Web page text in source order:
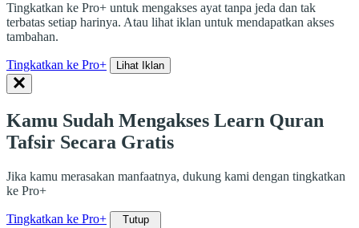
Tingkatkan ke Pro+ untuk mengakses ayat tanpa jeda dan tak
terbatas setiap harinya. Atau lihat iklan untuk mendapatkan akses
tambahan.
Tingkatkan ke Pro+ Lihat Iklan
Kamu Sudah Mengakses Learn Quran
Tafsir Secara Gratis
Jika kamu merasakan manfaatnya, dukung kami dengan tingkatkan
ke Pro+
Tingkatkan ke Pro+ Tutup